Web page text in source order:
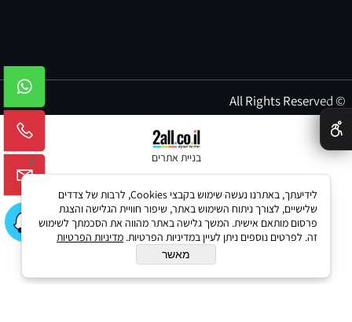
© All Rights Reserved
בניית אתרים
✕
לידיעתך, באתרנו נעשה שימוש בקבצי Cookies, לרבות של צדדים
שלישיים, לצורך ניתוח השימוש באתר, שיפור חוויית הגלישה והצגת
פרסום מותאם אישית. המשך גלישה באתר מהווה את הסכמתך לשימוש
זה. לפרטים נוספים ניתן לעיין במדיניות הפרטיות. מדיניות הפרטיות
מאשר